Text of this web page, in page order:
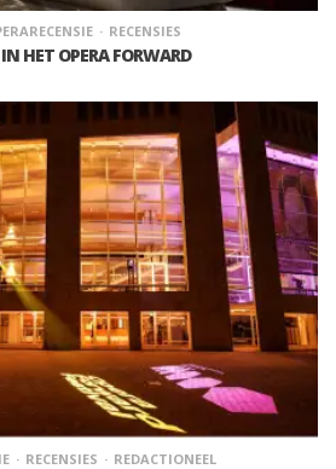
RECENSIES
HET OPERA FORWARD
RECENSIES REDACTIONEEL